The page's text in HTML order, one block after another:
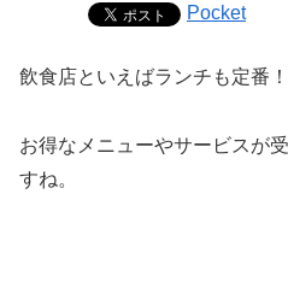
Pocket
飲食店といえばランチも定番！
お得なメニューやサービスが
すね。